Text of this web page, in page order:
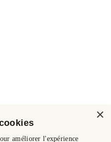
×
améliorer l'expérience